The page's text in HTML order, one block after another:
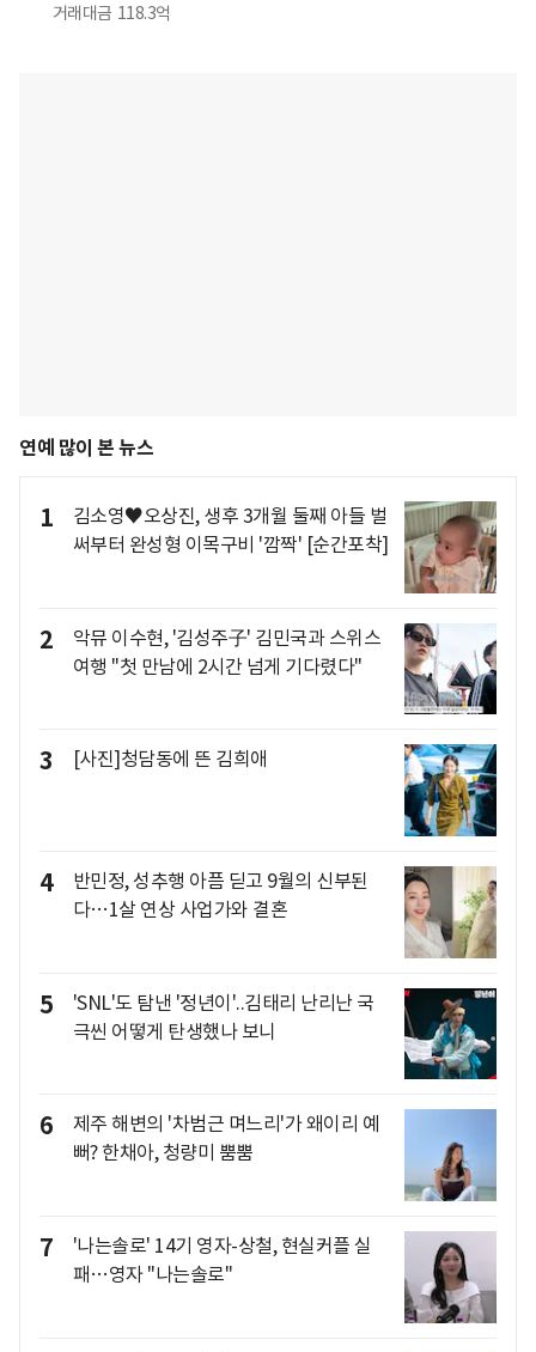
거래대금 118.3억
연예 많이 본 뉴스
1
김소영♥오상진, 생후 3개월 둘째 아들 벌
써부터 완성형 이목구비 '깜짝' [순간포착]
2
악뮤 이수현, '김성주子' 김민국과 스위스
여행 "첫 만남에 2시간 넘게 기다렸다"
3 [사진]청담동에 뜬 김희애
4
반민정, 성추행 아픔 딛고 9월의 신부된
다…1살 연상 사업가와 결혼
5
'SNL'도 탐낸 '정년이'..김태리 난리난 국
극씬 어떻게 탄생했나 보니
6
제주 해변의 '차범근 며느리'가 왜이리 예
뻐? 한채아, 청량미 뿜뿜
7
'나는솔로' 14기 영자-상철, 현실커플 실
패…영자 "나는솔로"